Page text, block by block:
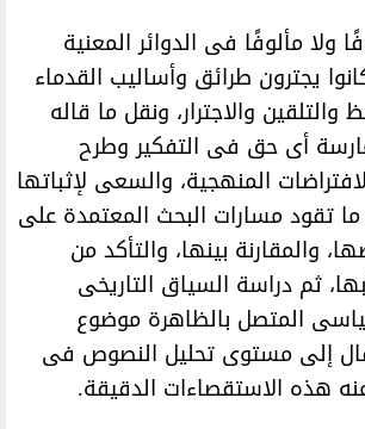
ولا مألوفًا فى الدوائر المعنية
يجترون طرائق وأساليب القدماء
والاجترار، ونقل ما قاله
أى حق فى التفكير وطرح
المنهجية، والسعى لإثباتها
تقود مسارات البحث المعتمدة على
والمقارنة بينها، والتأكد من
ثم دراسة السياق التاريخى
المتصل بالظاهرة موضوع
إلى مستوى تحليل النصوص فى
هذه الاستقصاءات الدقيقة.